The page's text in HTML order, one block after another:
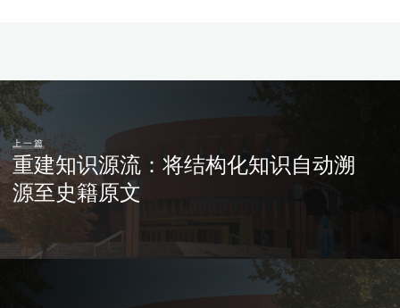
上一篇
重建知识源流：将结构化知识自动溯
源至史籍原文